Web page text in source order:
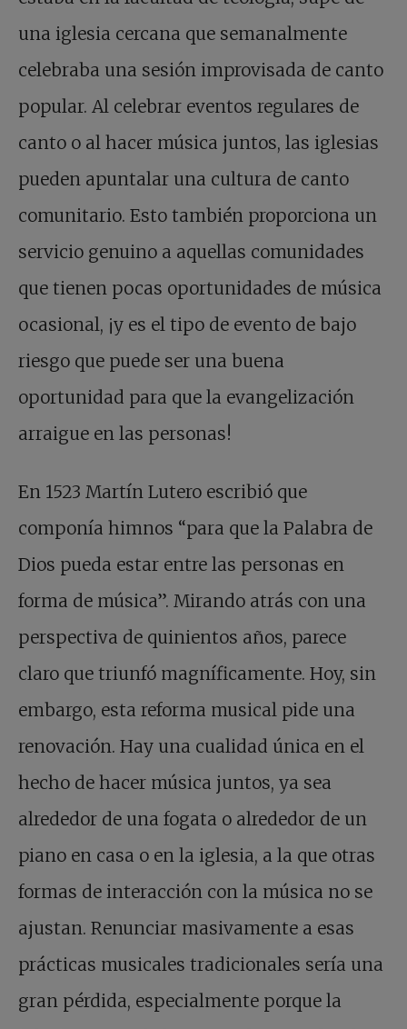
una iglesia cercana que semanalmente
celebraba una sesión improvisada de canto
popular. Al celebrar eventos regulares de
canto o al hacer música juntos, las iglesias
pueden apuntalar una cultura de canto
comunitario. Esto también proporciona un
servicio genuino a aquellas comunidades
que tienen pocas oportunidades de música
ocasional, ¡y es el tipo de evento de bajo
riesgo que puede ser una buena
oportunidad para que la evangelización
arraigue en las personas!
En 1523 Martín Lutero escribió que
componía himnos “para que la Palabra de
Dios pueda estar entre las personas en
forma de música”. Mirando atrás con una
perspectiva de quinientos años, parece
claro que triunfó magníficamente. Hoy, sin
embargo, esta reforma musical pide una
renovación. Hay una cualidad única en el
hecho de hacer música juntos, ya sea
alrededor de una fogata o alrededor de un
piano en casa o en la iglesia, a la que otras
formas de interacción con la música no se
ajustan. Renunciar masivamente a esas
prácticas musicales tradicionales sería una
gran pérdida, especialmente porque la